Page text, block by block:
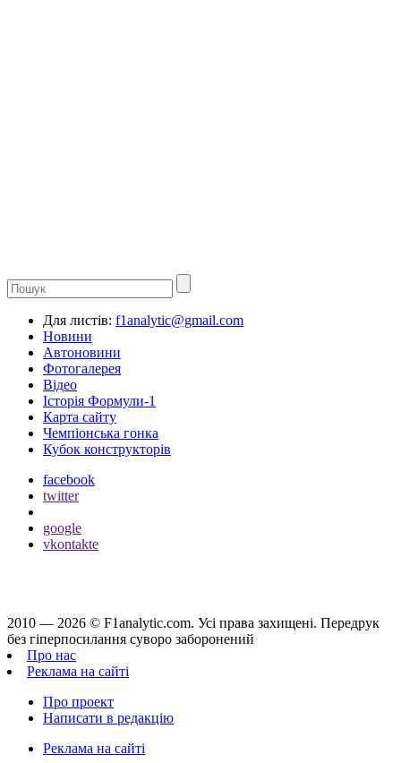
Для листів: f1analytic@gmail.com
Новини
Автоновини
Фотогалерея
Відео
Історія Формули-1
Карта сайту
Чемпіонська гонка
Кубок конструкторів
facebook
twitter
google
vkontakte
2010 — 2026 © F1analytic.com. Усi права захищенi. Передрук
без гіперпосилання суворо заборонений
Про нас
Реклама на сайті
Про проект
Написати в редакцію
Реклама на сайті